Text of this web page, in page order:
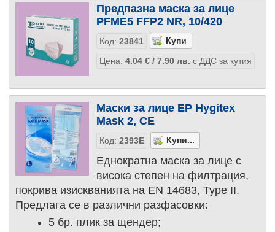
Предпазна маска за лице
PFME5 FFP2 NR, 10/420
Код: 23841
Цена: 4.04 €/ 7.90 лв. с ДДС за кутия
Маски за лице EP Hygitex
Mask 2, CE
Код: 2393Е
Еднократна маска за лице с
висока степен на филтрация,
покрива изискванията на EN 14683, Type II.
Предлага се в различни разфасовки:
5 бр. плик за щендер;